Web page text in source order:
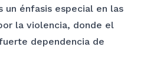
un énfasis especial en las
la violencia, donde el
dependencia de